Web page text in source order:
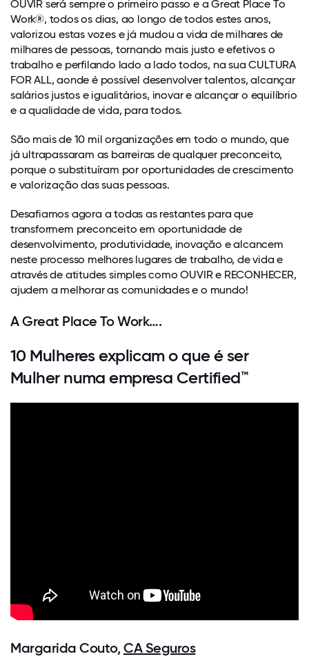
OUVIR será sempre o primeiro passo e a Great Place To
Work®, todos os dias, ao longo de todos estes anos,
valorizou estas vozes e já mudou a vida de milhares de
milhares de pessoas, tornando mais justo e efetivos o
trabalho e perfilando lado a lado todos, na sua CULTURA
FOR ALL, aonde é possível desenvolver talentos, alcançar
salários justos e igualitários, inovar e alcançar o equilíbrio
e a qualidade de vida, para todos.
São mais de 10 mil organizações em todo o mundo, que
já ultrapassaram as barreiras de qualquer preconceito,
porque o substituíram por oportunidades de crescimento
e valorização das suas pessoas.
Desafiamos agora a todas as restantes para que
transformem preconceito em oportunidade de
desenvolvimento, produtividade, inovação e alcancem
neste processo melhores lugares de trabalho, de vida e
através de atitudes simples como OUVIR e RECONHECER,
ajudem a melhorar as comunidades e o mundo!
A Great Place To Work….
10 Mulheres explicam o que é ser
Mulher numa empresa Certified™
Margarida Couto,CA Seguros